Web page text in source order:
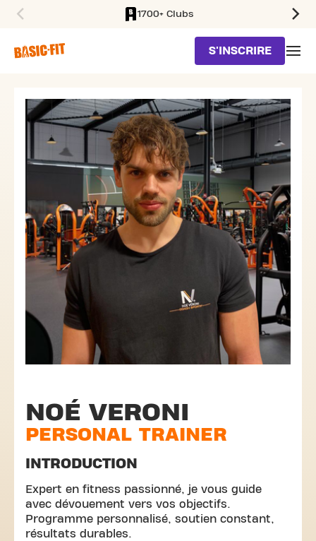
1700+ Clubs
S'INSCRIRE
NOÉ VERONI
PERSONAL TRAINER
INTRODUCTION
Expert en fitness passionné, je vous guide
avec dévouement vers vos objectifs.
Programme personnalisé, soutien constant,
résultats durables.